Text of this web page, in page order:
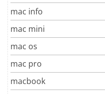
mac info
mac mini
mac os
mac pro
macbook